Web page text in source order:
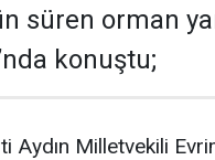
süren orman
konuştu;
Aydın Milletvekili